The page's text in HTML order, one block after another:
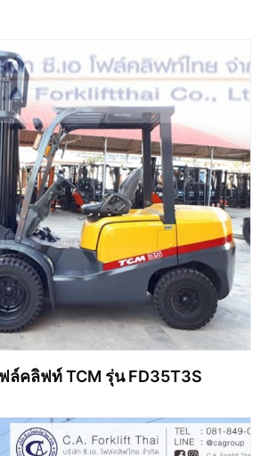
ล์คลิฟท์ TCM รุ่น FD35T3S